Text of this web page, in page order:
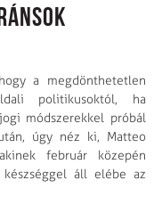
a megdönthetetlen
politikusoktól, ha
módszerekkel próbál
úgy néz ki, Matteo
február közepén
áll elébe az